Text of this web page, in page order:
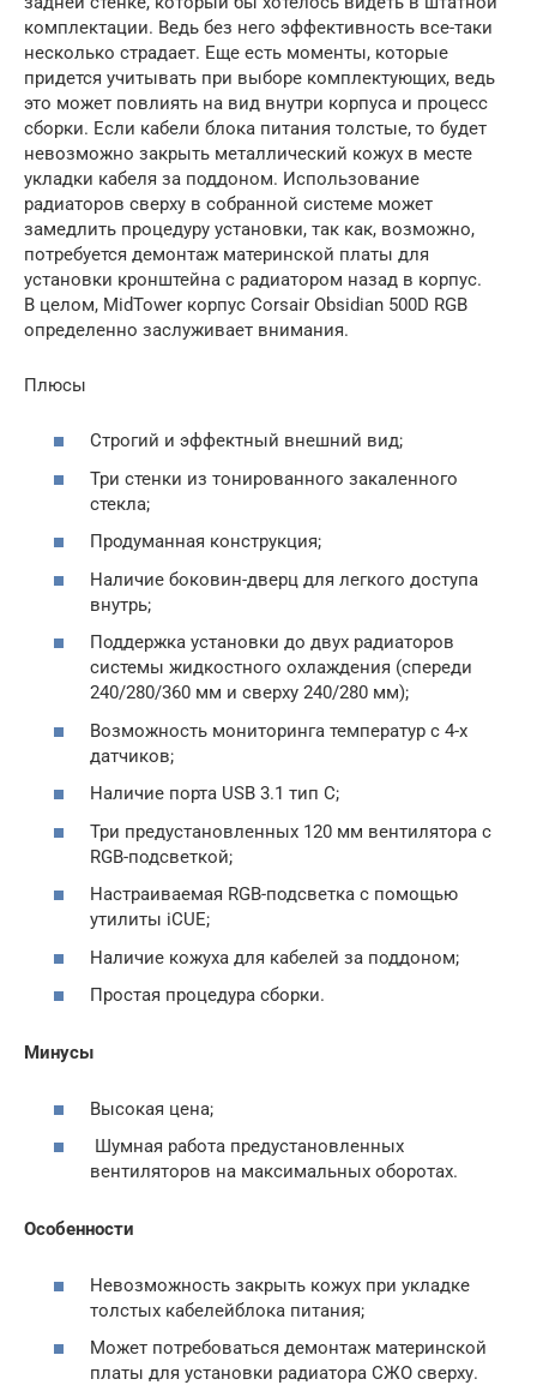
комплектации. Ведь без него эффективность все-таки
несколько страдает. Еще есть моменты, которые
придется учитывать при выборе комплектующих, ведь
это может повлиять на вид внутри корпуса и процесс
сборки. Если кабели блока питания толстые, то будет
невозможно закрыть металлический кожух в месте
укладки кабеля за поддоном. Использование
радиаторов сверху в собранной системе может
замедлить процедуру установки, так как, возможно,
потребуется демонтаж материнской платы для
установки кронштейна с радиатором назад в корпус.
В целом, MidTower корпус Corsair Obsidian 500D RGB
определенно заслуживает внимания.
Плюсы
Строгий и эффектный внешний вид;
Три стенки из тонированного закаленного
стекла;
Продуманная конструкция;
Наличие боковин-дверц для легкого доступа
внутрь;
Поддержка установки до двух радиаторов
системы жидкостного охлаждения (спереди
240/280/360 мм и сверху 240/280 мм);
Возможность мониторинга температур с 4-х
датчиков;
Наличие порта USB 3.1 тип С;
Три предустановленных 120 мм вентилятора c
RGB-подсветкой;
Настраиваемая RGB-подсветка с помощью
утилиты iCUE;
Наличие кожуха для кабелей за поддоном;
Простая процедура сборки.
Минусы
Высокая цена;
Шумная работа предустановленных
вентиляторов на максимальных оборотах.
Особенности
Невозможность закрыть кожух при укладке
толстых кабелейблока питания;
Может потребоваться демонтаж материнской
платы для установки радиатора СЖО сверху.